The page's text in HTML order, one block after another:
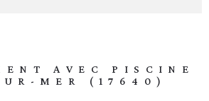
AVEC PISCINE
MER (17640)